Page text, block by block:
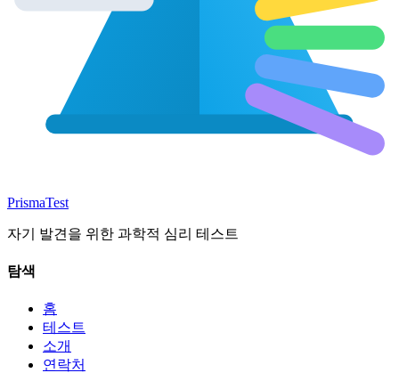
PrismaTest
자기 발견을 위한 과학적 심리 테스트
탐색
홈
테스트
소개
연락처